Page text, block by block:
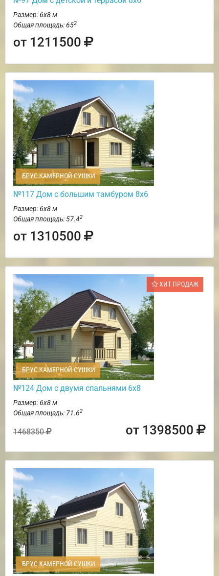
Размер: 6х8 м
Общая площадь: 652
от 1211500
БРУС КАМЕРНОЙ СУШКИ
№117 Дом с большим тамбуром 8х6
Размер: 6х8 м
Общая площадь: 57.42
от 1310500
ХИТ ПРОДАЖ
БРУС КАМЕРНОЙ СУШКИ
№124 Дом с двумя спальнями 6х8
Размер: 6х8 м
Общая площадь: 71.62
1468350 от 1398500
БРУС КАМЕРНОЙ СУШКИ